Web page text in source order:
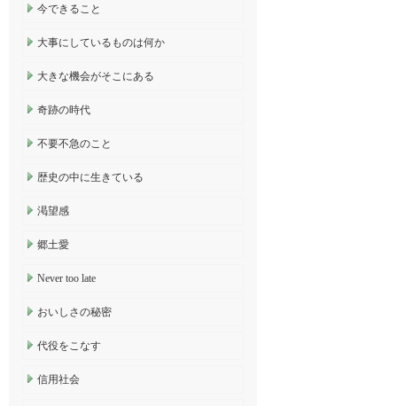
今できること
大事にしているものは何か
大きな機会がそこにある
奇跡の時代
不要不急のこと
歴史の中に生きている
渇望感
郷土愛
Never too late
おいしさの秘密
代役をこなす
信用社会